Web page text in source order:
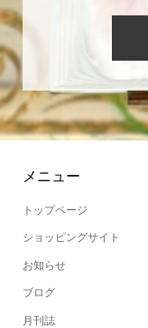
メニュー
トップページ
ショッピングサイト
お知らせ
ブログ
月刊誌